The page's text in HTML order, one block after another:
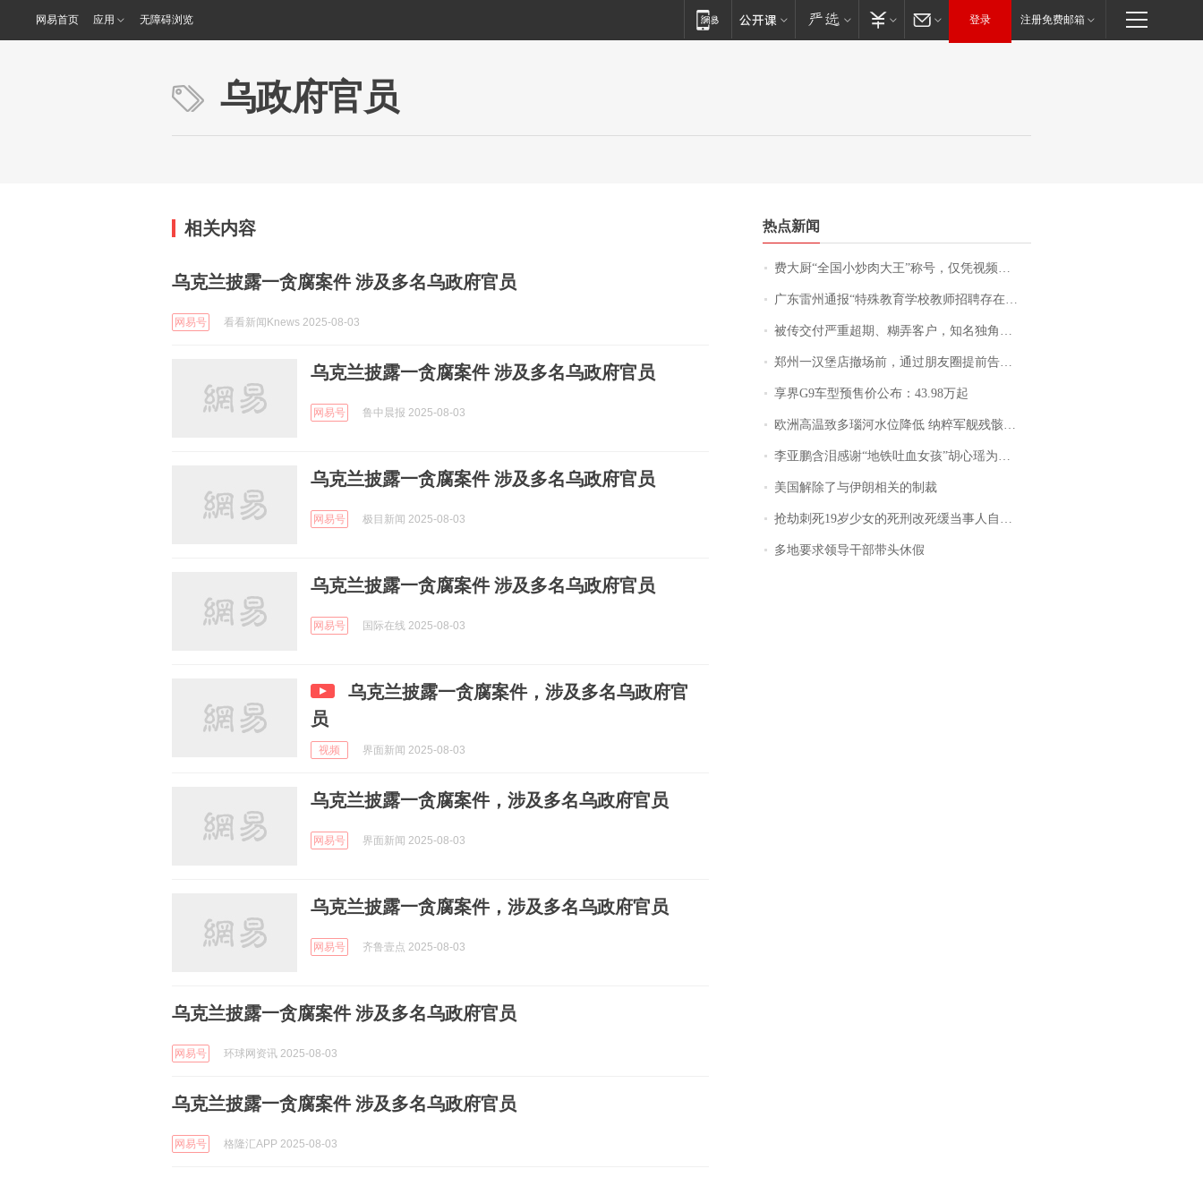
网易首页 应用 无障碍浏览 登录 注册免费邮箱
乌政府官员
相关内容
乌克兰披露一贪腐案件 涉及多名乌政府官员
网易号 看看新闻Knews 2025-08-03
乌克兰披露一贪腐案件 涉及多名乌政府官员
网易号 鲁中晨报 2025-08-03
乌克兰披露一贪腐案件 涉及多名乌政府官员
网易号 极目新闻 2025-08-03
乌克兰披露一贪腐案件 涉及多名乌政府官员
网易号 国际在线 2025-08-03
乌克兰披露一贪腐案件，涉及多名乌政府官
员
视频 界面新闻 2025-08-03
乌克兰披露一贪腐案件，涉及多名乌政府官员
网易号 界面新闻 2025-08-03
乌克兰披露一贪腐案件，涉及多名乌政府官员
网易号 齐鲁壹点 2025-08-03
乌克兰披露一贪腐案件 涉及多名乌政府官员
网易号 环球网资讯 2025-08-03
乌克兰披露一贪腐案件 涉及多名乌政府官员
网易号 格隆汇APP 2025-08-03
热点新闻
费大厨“全国小炒肉大王”称号，仅凭视频评出？中国烹饪协会回应
广东雷州通报“特殊教育学校教师招聘存在违规行为”：已启动问责程序 副校长被停职
被传交付严重超期、糊弄客户，知名独角兽车企创始人回应：都没证据，将依法采取措施，“本人长期与美国交管局保持沟通，对方表示肯定”
郑州一汉堡店撤场前，通过朋友圈提前告知逐一退费，有顾客仅剩1元也全被退回，分文不少；顾客：言而有信，让人感动
享界G9车型预售价公布：43.98万起
欧洲高温致多瑙河水位降低 纳粹军舰残骸重见天日
李亚鹏含泪感谢“地铁吐血女孩”胡心瑶为嫣然天使捐99999元：这份捐赠太沉重，尊重其捐赠意愿，个人向胡心瑶和她的病友之家各捐赠99999元
美国解除了与伊朗相关的制裁
抢劫刺死19岁少女的死刑改死缓当事人自述：出狱11年间始终刻意躲避被害人家属
多地要求领导干部带头休假